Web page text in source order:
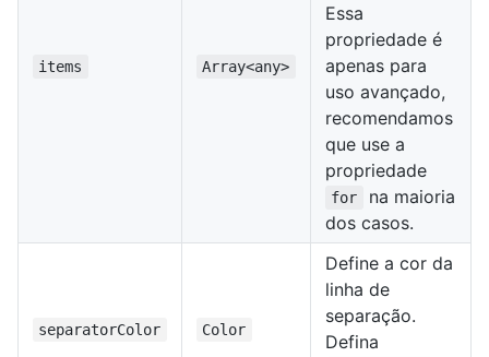
items Array<any>
Essa
propriedade é
apenas para
uso avançado,
recomendamos
que use a
propriedade
for
na maioria
dos casos.
separatorColor Color
Define a cor da
linha de
separação.
Defina